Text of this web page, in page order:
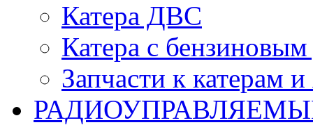
Катера ДВС
Катера с бензиновым
Запчасти к катерам